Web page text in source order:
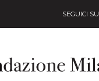
SEGUICI SU